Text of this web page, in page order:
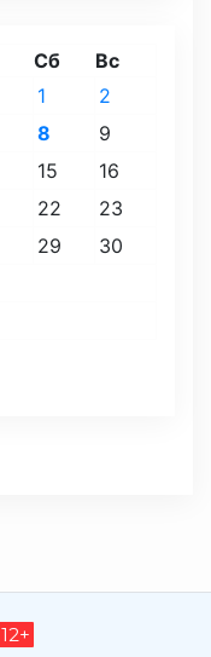
Сб Вс
1
2
8
9
15
16
22
23
29
30
12+